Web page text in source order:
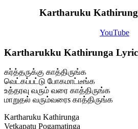
Kartharuku
YouTube
Kartharukku Kathirunga
கர்த்தருக்கு காத்திருங்க
வெட்கப்பட்டு போகமாட்டீங்க
உத்தரவு வரும் வரை காத்திருங்க
மாறுதல் வரும்வரைs காத்திருங்க
Kartharuku Kathirunga
Vetkapatu Pogamatinga